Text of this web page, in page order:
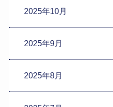
2025年10月
2025年9月
2025年8月